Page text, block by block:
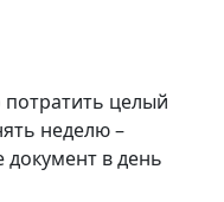
целый
неделю –
документ в день